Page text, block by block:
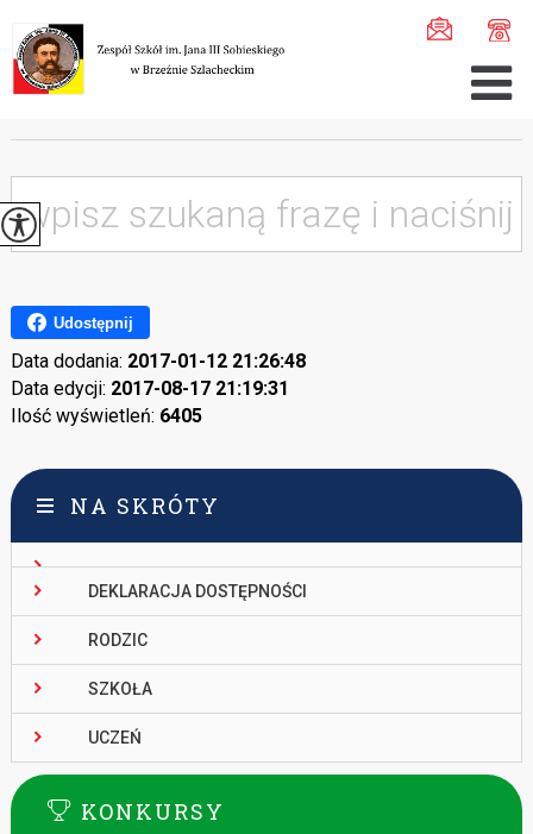
Wyszukiwarka ...
WYSZUKIWARKA
Udostępnij
Data dodania: 2017-01-12 21:26:48
Data edycji: 2017-08-17 21:19:31
Ilość wyświetleń: 6405
NA SKRÓTY
DEKLARACJA DOSTĘPNOŚCI
RODZIC
SZKOŁA
UCZEŃ
KONKURSY